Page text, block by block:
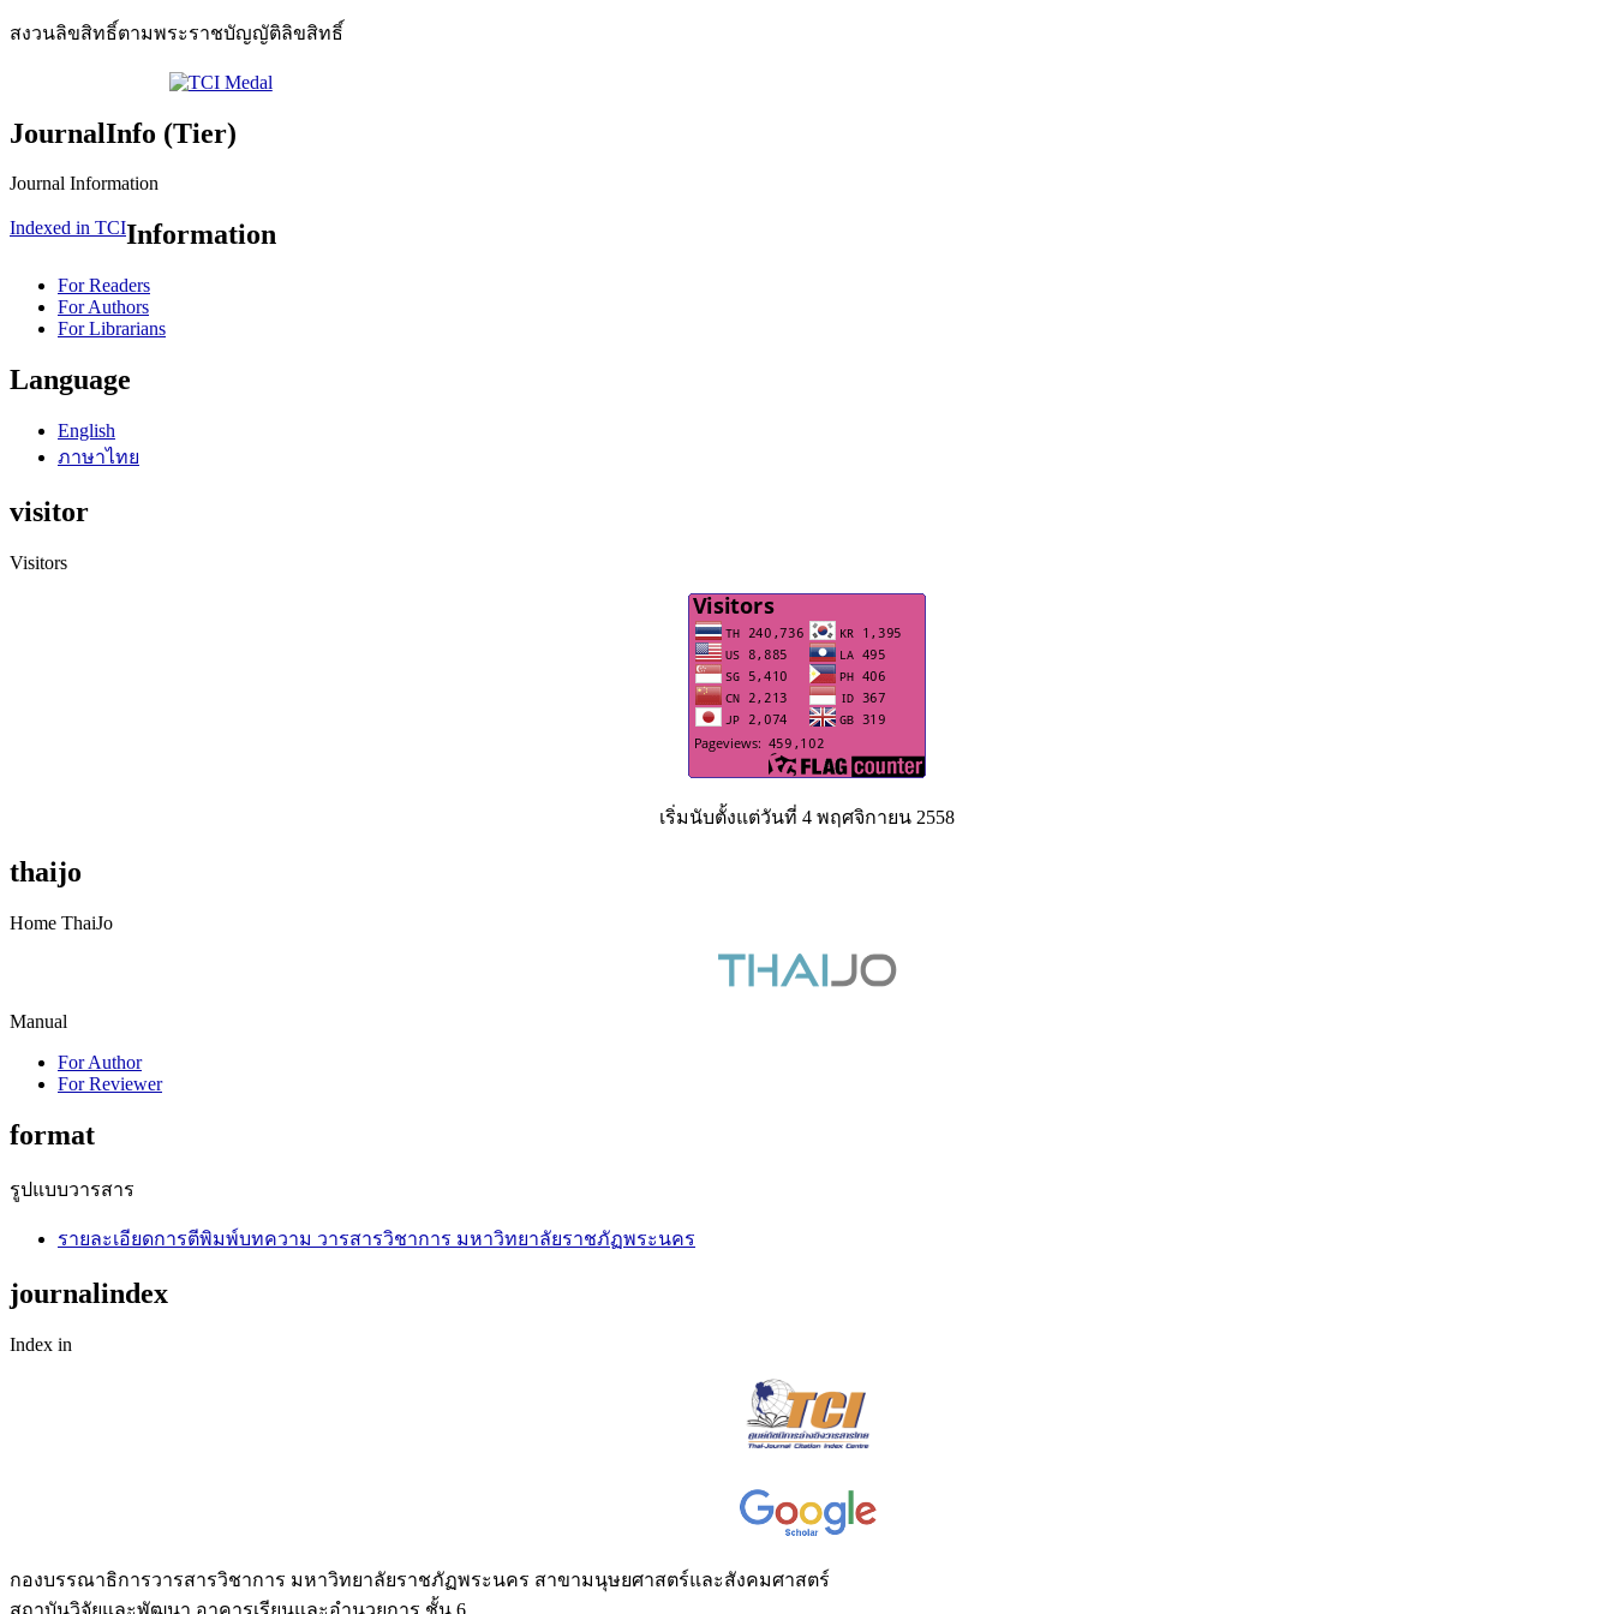
สงวนลิขสิทธิ์ตามพระราชบัญญัติลิขสิทธิ์
JournalInfo (Tier)
Journal Information
Indexed in TCIInformation
For Readers
For Authors
For Librarians
Language
English
ภาษาไทย
visitor
Visitors
เริ่มนับตั้งแต่วันที่ 4 พฤศจิกายน 2558
thaijo
Home ThaiJo
Manual
For Author
For Reviewer
format
รูปแบบวารสาร
รายละเอียดการตีพิมพ์บทความ วารสารวิชาการ มหาวิทยาลัยราชภัฏพระนคร
journalindex
Index in
กองบรรณาธิการวารสารวิชาการ มหาวิทยาลัยราชภัฏพระนคร สาขามนุษยศาสตร์และสังคมศาสตร์